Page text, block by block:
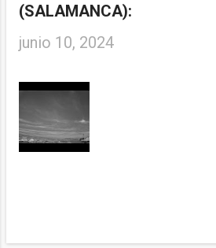
d
(SALAMANCA):
junio 10, 2024